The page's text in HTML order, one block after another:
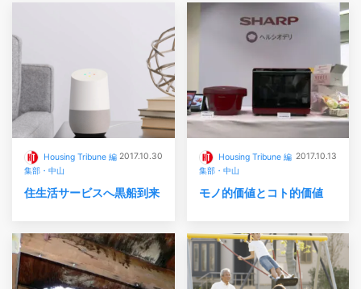
Housing Tribune 編
集部・中山
2017.10.30
住生活サービスへ黒船到来
Housing Tribune 編
集部・中山
2017.10.13
モノ的価値とコト的価値